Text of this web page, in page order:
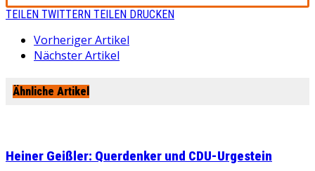
TEILEN TWITTERN TEILEN DRUCKEN
Vorheriger Artikel
Nächster Artikel
Ähnliche Artikel
Heiner Geißler: Querdenker und CDU-Urgestein